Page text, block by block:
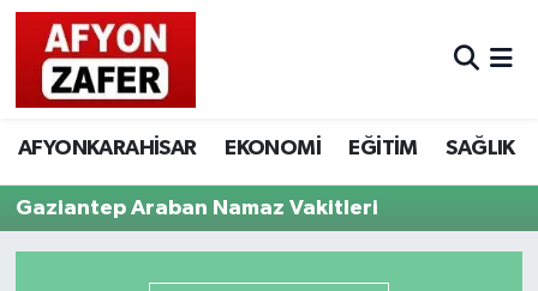
AFYONKARAHİSAR EKONOMİ EĞİTİM SAĞLIK
Gaziantep Araban Namaz Vakitleri